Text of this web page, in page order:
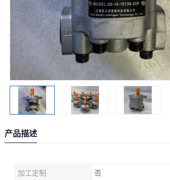
产品描述
加工定制 否